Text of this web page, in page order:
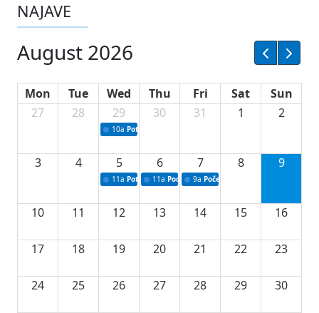
NAJAVE
August 2026
Mon Tue Wed Thu Fri Sat
Sun
27
28 29
10a Potpisivanje ugovora sa neprofitnim
30 31 1 2
3 4 5
11a Potpisivanje ugovora o stipendijama za
6
11a Podrška razvoju vodne infrastrukture u
7
9a Početak izgradnje nove
8 9
10 11 12 13 14 15 16
17 18 19 20 21 22 23
24 25 26 27 28 29 30